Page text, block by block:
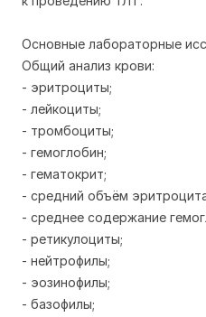
Основные лабораторные
Общий анализ крови:
- эритроциты;
- лейкоциты;
- тромбоциты;
- гемоглобин;
- гематокрит;
- средний объём
- среднее содержание
- ретикулоциты;
- нейтрофилы;
- эозинофилы;
- базофилы;